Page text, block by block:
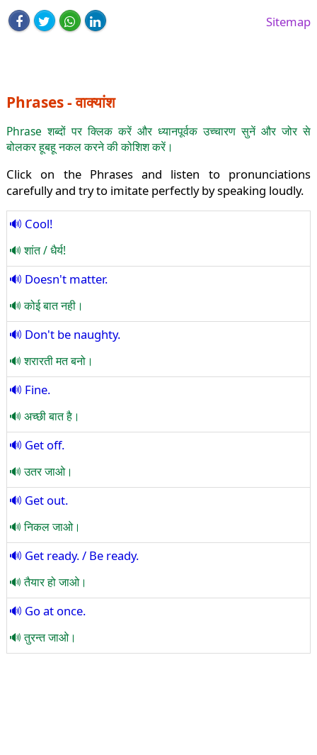
Sitemap
Phrases - वाक्यांश
Phrase शब्दों पर क्लिक करें और ध्यानपूर्वक उच्चारण सुनें और जोर से
बोलकर हूबहू नकल करने की कोशिश करें।
Click on the Phrases and listen to pronunciations
carefully and try to imitate perfectly by speaking loudly.
Cool!
शांत / धैर्य!
Doesn't matter.
कोई बात नही।
Don't be naughty.
शरारती मत बनो।
Fine.
अच्छी बात है।
Get off.
उतर जाओ।
Get out.
निकल जाओ।
Get ready. / Be ready.
तैयार हो जाओ।
Go at once.
तुरन्त जाओ।